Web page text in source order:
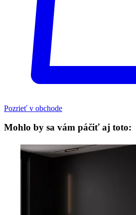
Pozrieť v obchode
Mohlo by sa vám páčiť aj toto: